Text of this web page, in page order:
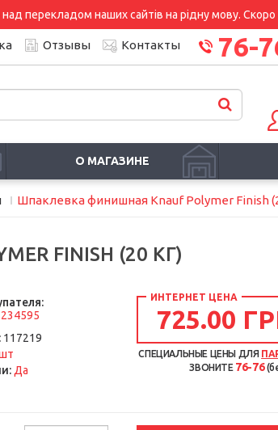
перекладом наших сайтів на рідну мову. Скоро
Отзывы Контакты 76-
О МАГАЗИНЕ
Шпаклевка финишная Knauf Polymer Finish
FINISH (20 КГ)
117219
Да
ИНТЕРНЕТ ЦЕНА
725.00
СПЕЦИАЛЬНЫЕ ЦЕНЫ ДЛЯ
ЗВОНИТЕ 76-76